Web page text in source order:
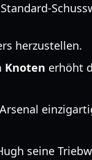
herzustellen.
Knoten erhöht
seine